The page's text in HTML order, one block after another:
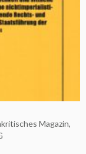
Magazin,